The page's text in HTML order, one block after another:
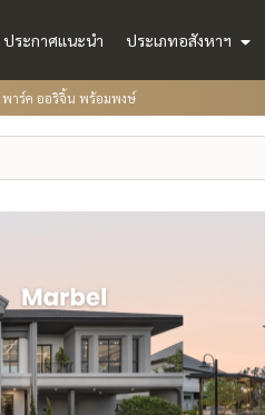
ประกาศแนะนำ ประเภทอสังหาฯ
พาร์ค ออริจิ้น พร้อมพงษ์